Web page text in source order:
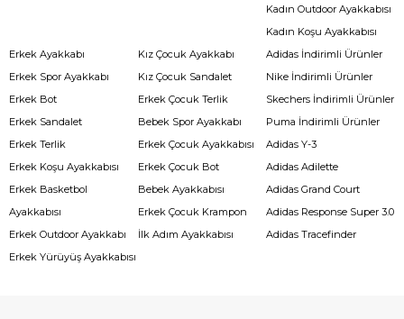
Kadın Outdoor Ayakkabısı
Kadın Koşu Ayakkabısı
Erkek Ayakkabı
Erkek Spor Ayakkabı
Erkek Bot
Erkek Sandalet
Erkek Terlik
Erkek Koşu Ayakkabısı
Erkek Basketbol
Ayakkabısı
Erkek Outdoor Ayakkabı
Erkek Yürüyüş Ayakkabısı
Kız Çocuk Ayakkabı
Kız Çocuk Sandalet
Erkek Çocuk Terlik
Bebek Spor Ayakkabı
Erkek Çocuk Ayakkabısı
Erkek Çocuk Bot
Bebek Ayakkabısı
Erkek Çocuk Krampon
İlk Adım Ayakkabısı
Adidas İndirimli Ürünler
Nike İndirimli Ürünler
Skechers İndirimli Ürünler
Puma İndirimli Ürünler
Adidas Y-3
Adidas Adilette
Adidas Grand Court
Adidas Response Super 3.0
Adidas Tracefinder